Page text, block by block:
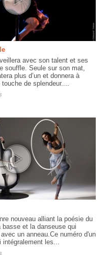
avec son talent et ses
souffle. Seule sur son mat,
plus d’un et donnera à
de splendeur....
nouveau alliant la poésie du
et la danseuse qui
un anneau.Ce numéro d'un
intégralement les...